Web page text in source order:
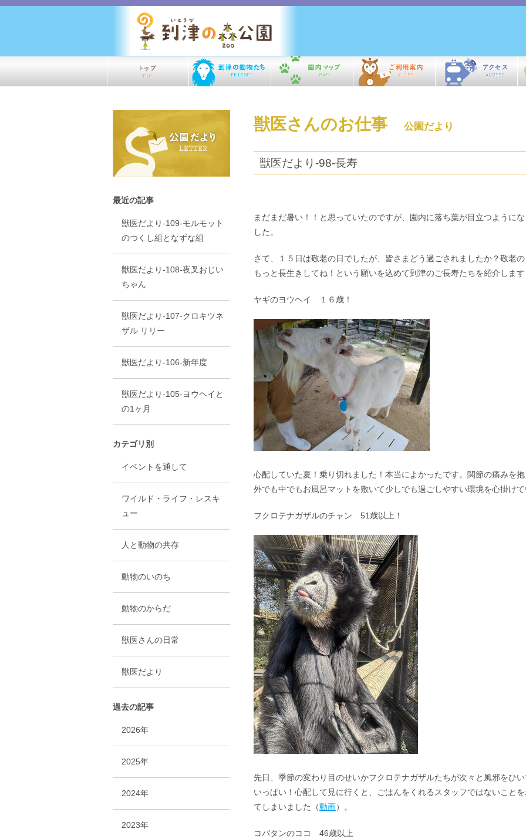
獣医さんのお仕事 公園だより
獣医だより-98-長寿
まだまだ暑い！！と思っていたのですが、園内に落ち葉が目立つように
した。
さて、１５日は敬老の日でしたが、皆さまどう過ごされましたか？敬老
もっと長生きしてね！という願いを込めて到津のご長寿たちを紹介します
ヤギのヨウヘイ １６歳！
心配していた夏！乗り切れました！本当によかったです。関節の痛みを
外でも中でもお風呂マットを敷いて少しでも過ごしやすい環境を心掛けて
フクロテナガザルのチャン 51歳以上！
先日、季節の変わり目のせいかフクロテナガザルたちが次々と風邪をひ
いっぱい！心配して見に行くと、ごはんをくれるスタッフではないこと
てしまいました（動画）。
コバタンのココ 46歳以上
最近の記事
獣医だより-109-モルモット
のつくし組となずな組
獣医だより-108-夜叉おじい
ちゃん
獣医だより-107-クロキツネ
ザル リリー
獣医だより-106-新年度
獣医だより-105-ヨウヘイと
の1ヶ月
カテゴリ別
イベントを通して
ワイルド・ライフ・レスキ
ュー
人と動物の共存
動物のいのち
動物のからだ
獣医さんの日常
獣医だより
過去の記事
2026年
2025年
2024年
2023年